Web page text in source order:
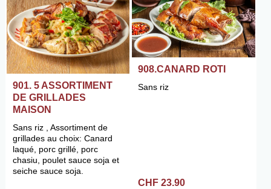
901. 5 ASSORTIMENT
DE GRILLADES
MAISON
Sans riz , Assortiment de
grillades au choix: Canard
laqué, porc grillé, porc
chasiu, poulet sauce soja et
seiche sauce soja.
908.CANARD ROTI
Sans riz
CHF 23.90